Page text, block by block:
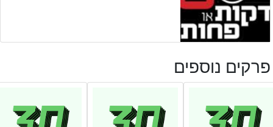
פרקים נוספים